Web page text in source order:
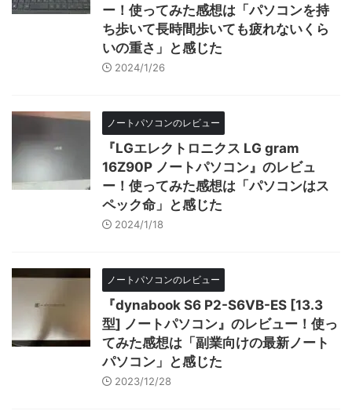
ー！使ってみた感想は「パソコンを持
ち歩いて長時間歩いても疲れないくら
いの重さ」と感じた
2024/1/26
ノートパソコンのレビュー
『LGエレクトロニクス LG gram
16Z90P ノートパソコン』のレビュ
ー！使ってみた感想は「パソコンはス
ペック命」と感じた
2024/1/18
ノートパソコンのレビュー
『dynabook S6 P2-S6VB-ES [13.3
型] ノートパソコン』のレビュー！使っ
てみた感想は「副業向けの最新ノート
パソコン」と感じた
2023/12/28